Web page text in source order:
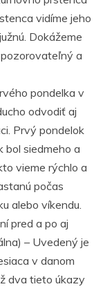
vidíme jeho
Dokážeme
a
pondelka v
odvodiť aj
Prvý pondelok
bol siedmeho a
vieme rýchlo a
počas
alebo víkendu.
pred a po aj
– Uvedený je
v danom
dva tieto úkazy